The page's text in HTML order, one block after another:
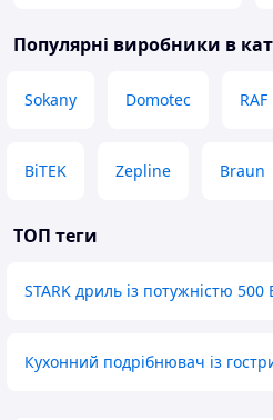
Популярні виробники в
Sokany Domotec RAF
BiTEK Zepline Braun
ТОП теги
STARK дриль із потужністю 500
Кухонний подрібнювач із